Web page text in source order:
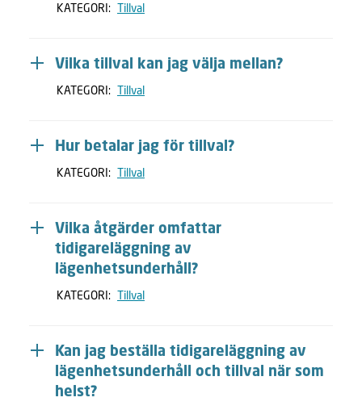
KATEGORI: Tillval
Vilka tillval kan jag välja mellan?
KATEGORI: Tillval
Hur betalar jag för tillval?
KATEGORI: Tillval
Vilka åtgärder omfattar
tidigareläggning av
lägenhetsunderhåll?
KATEGORI: Tillval
Kan jag beställa tidigareläggning av
lägenhetsunderhåll och tillval när som
helst?